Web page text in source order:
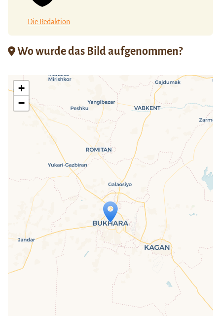
Die Redaktion
Wo wurde das Bild aufgenommen?
Travelers' Map wird geladen …
Wenn du dies siehst, nachdem deine
Seite vollständig geladen wurde,
fehlen leafletJS-Dateien.
+
−